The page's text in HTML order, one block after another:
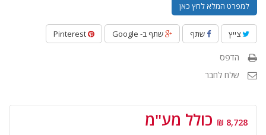
למפרט המלא לחץ כאן
צייץ שתף שתף ב- Google
הדפס
שלח לחבר
8,728 ₪ כולל מע"מ